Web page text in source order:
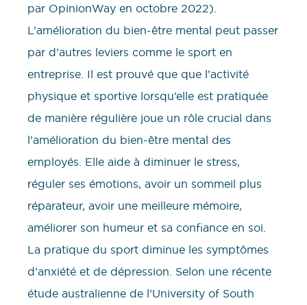
par OpinionWay en octobre 2022).
L’amélioration du bien-être mental peut passer
par d’autres leviers comme le sport en
entreprise. Il est prouvé que que l’activité
physique et sportive lorsqu’elle est pratiquée
de manière régulière joue un rôle crucial dans
l’amélioration du bien-être mental des
employés. Elle aide à diminuer le stress,
réguler ses émotions, avoir un sommeil plus
réparateur, avoir une meilleure mémoire,
améliorer son humeur et sa confiance en soi.
La pratique du sport diminue les symptômes
d’anxiété et de dépression. Selon une récente
étude australienne de l’University of South